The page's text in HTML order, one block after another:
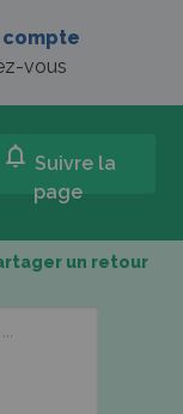
vous
notifications Suivre la
page
un retour